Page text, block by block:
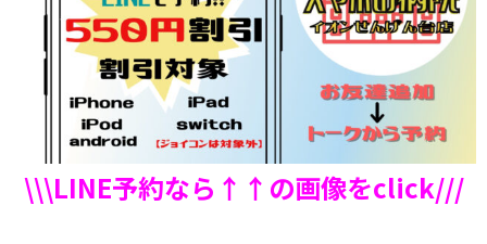
\\\LINE予約なら↑↑の画像をclick///